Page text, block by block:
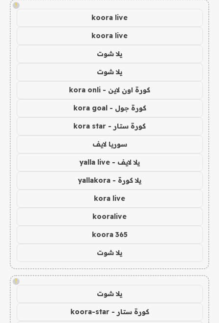
!
koora live
koora live
يلا شوت
يلا شوت
كورة اون لاين - kora onli
كورة جول - kora goal
كورة ستار - kora star
سوريا لايف
يلا لايف - yalla live
يلا كورة - yallakora
kora live
kooralive
koora 365
يلا شوت
!
يلا شوت
كورة ستار - koora-star